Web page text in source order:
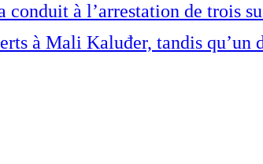
conduit à l’arrestation de trois
à Mali Kaluđer, tandis